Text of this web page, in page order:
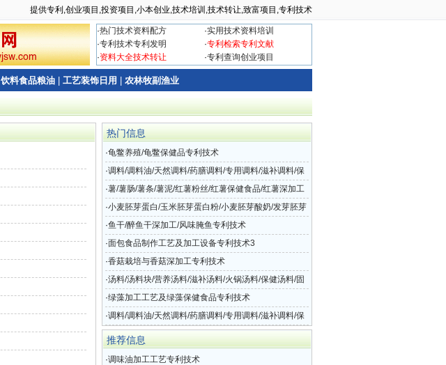
提供专利,创业项目,投资项目,小本创业,技术培训,技术转让,致富项目,专利技术
·热门技术资料配方 ·实用技术资料培训
·专利技术专利发明 ·专利检索专利文献
·资料大全技术转让 ·专利查询创业项目
饮料食品粮油 工艺装饰日用 农林牧副渔业
热门信息
·龟鳖养殖/龟鳖保健品专利技术
·调料/调料油/天然调料/药膳调料/专用调料/滋补调料/保
健食用调料/调料器皿专利技术1
·薯/薯肠/薯条/薯泥/红薯粉丝/红薯保健食品/红薯深加工
设备专利技术2
·小麦胚芽蛋白/玉米胚芽蛋白粉/小麦胚芽酸奶/发芽胚芽
米/麦芽汁/胚芽营养食品专利技术1
·鱼干/醉鱼干深加工/风味腌鱼专利技术
·面包食品制作工艺及加工设备专利技术3
·香菇栽培与香菇深加工专利技术
·汤料/汤料块/营养汤料/滋补汤料/火锅汤料/保健汤料/固
体食品汤料专利技术
·绿藻加工工艺及绿藻保健食品专利技术
·调料/调料油/天然调料/药膳调料/专用调料/滋补调料/保
健食用调料/调料器皿专利技术3
推荐信息
·调味油加工工艺专利技术